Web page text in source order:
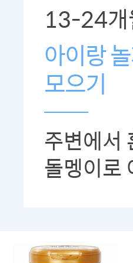
13-24개
아이랑
모으기
주변에서
돌멩이로